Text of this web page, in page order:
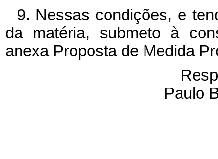
9. Nessas condições, e
da matéria, submeto à
anexa Proposta de Medida
Paulo